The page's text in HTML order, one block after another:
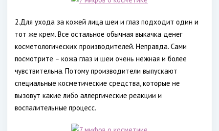
2.Для ухода за кожей лица шеи и глаз подходит один и
тот же крем. Все остальное обычная выкачка денег
косметологических производителей. Неправда. Сами
посмотрите – кожа глаз и шеи очень нежная и более
чувствительна. Потому производители выпускают
специальные косметические средства, которые не
вызовут какие либо аллергические реакции и
воспалительные процесс.